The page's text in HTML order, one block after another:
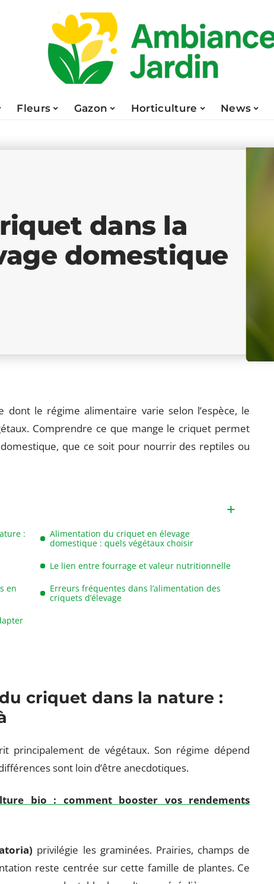
Fleurs Gazon Horticulture News
dans la
domestique
le régime alimentaire varie selon l’espèce, le
Comprendre ce que mange le criquet permet
que ce soit pour nourrir des reptiles ou
:
Alimentation du criquet en élevage
domestique : quels végétaux choisir
Le lien entre fourrage et valeur nutritionnelle
en
Erreurs fréquentes dans l’alimentation des
criquets d’élevage
criquet dans la nature :
principalement de végétaux. Son régime dépend
sont loin d’être anecdotiques.
bio : comment booster vos rendements
privilégie les graminées. Prairies, champs de
reste centrée sur cette famille de plantes. Ce